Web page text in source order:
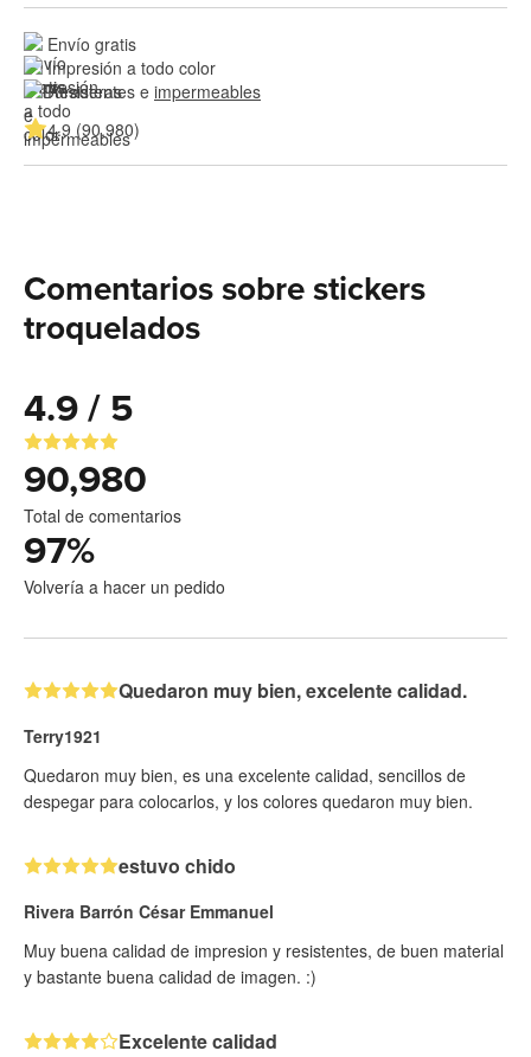
Envío gratis
Impresión a todo color
Resistentes e impermeables
4.9 (90,980)
Comentarios sobre stickers
troquelados
4.9 / 5
90,980
Total de comentarios
97%
Volvería a hacer un pedido
Quedaron muy bien, excelente calidad.
Terry1921
Quedaron muy bien, es una excelente calidad, sencillos de
despegar para colocarlos, y los colores quedaron muy bien.
estuvo chido
Rivera Barrón César Emmanuel
Muy buena calidad de impresion y resistentes, de buen material
y bastante buena calidad de imagen. :)
Excelente calidad